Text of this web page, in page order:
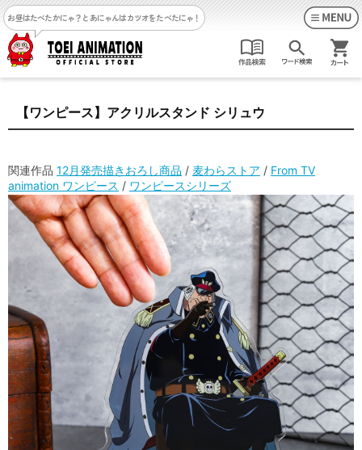
お昼はたべたかにゃ？ とあにゃんはカツオをたべたにゃ！
【ワンピース】アクリルスタンド シリュウ
関連作品 12月発売描きおろし商品 / 麦わらストア / From TV
animation ワンピース / ワンピースシリーズ